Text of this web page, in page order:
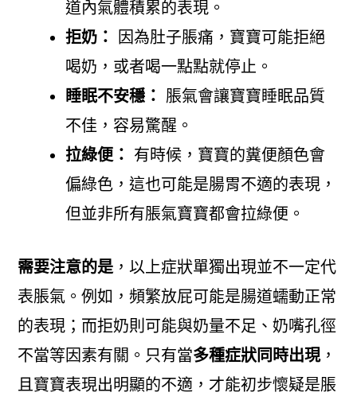
道內氣體積累的表現。
拒奶：
因為肚子脹痛，寶寶可能拒絕
喝奶，或者喝一點點就停止。
睡眠不安穩：
脹氣會讓寶寶睡眠品質
不佳，容易驚醒。
拉綠便：
有時候，寶寶的糞便顏色會
偏綠色，這也可能是腸胃不適的表現，
但並非所有脹氣寶寶都會拉綠便。
需要注意的是，以上症狀單獨出現並不一定代
表脹氣。例如，頻繁放屁可能是腸道蠕動正常
的表現；而拒奶則可能與奶量不足、奶嘴孔徑
不當等因素有關。只有當多種症狀同時出現，
且寶寶表現出明顯的不適，才能初步懷疑是脹